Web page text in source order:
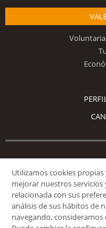
Utilizamos cookies
mejorar nuestros
relacionada con sus
análisis de sus hábitos de
navegando, consideramos